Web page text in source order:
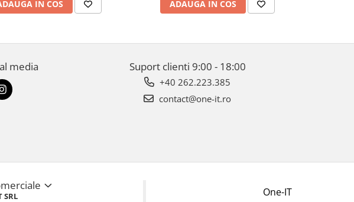
IN COS ADAUGA IN COS
media Suport clienti 9:00 - 18:00
+40 262.223.385
contact@one-it.ro
SRL
One-IT